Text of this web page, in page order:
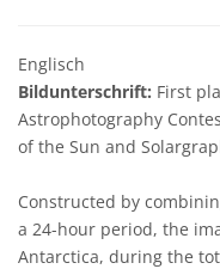
Englisch
Bildunterschrift: First
Astrophotography
of the Sun and
Constructed by
a 24-hour period, the
Antarctica, during the